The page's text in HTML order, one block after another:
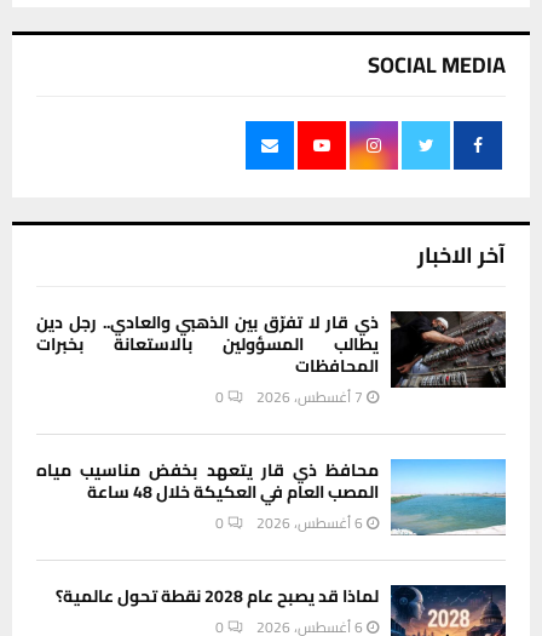
SOCIAL MEDIA
آخر الاخبار
ذي قار لا تفرّق بين الذهبي والعادي.. رجل دين
يطالب المسؤولين بالاستعانة بخبرات
المحافظات
7 أغسطس، 2026 0
محافظ ذي قار يتعهد بخفض مناسيب مياه
المصب العام في العكيكة خلال 48 ساعة
6 أغسطس، 2026 0
لماذا قد يصبح عام 2028 نقطة تحول عالمية؟
6 أغسطس، 2026 0